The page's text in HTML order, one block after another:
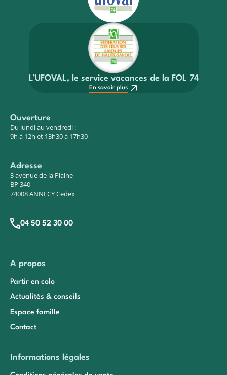
L’UFOVAL, le service vacances de la FOL 74
En savoir plus
Ouverture
Du lundi au vendredi :
9h à 12h et 13h30 à 17h30
Adresse
3 avenue de la Plaine
BP 340
74008 ANNECY Cedex
04 50 52 30 00
A propos
Partir en colo
Actualités & conseils
Espace famille
Contact
Informations légales